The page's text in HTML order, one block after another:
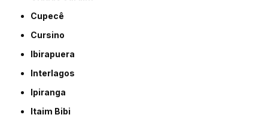
Cupecê
Cursino
Ibirapuera
Interlagos
Ipiranga
Itaim Bibi